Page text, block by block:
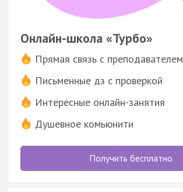
Онлайн-школа «Турбо»
Прямая связь с преподавателем
Письменные дз с проверкой
Интересные онлайн-занятия
Душевное комьюнити
Получить бесплатно